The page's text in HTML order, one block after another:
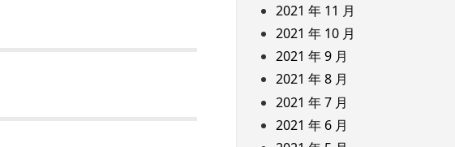
2021 年 11 月
2021 年 10 月
2021 年 9 月
2021 年 8 月
2021 年 7 月
2021 年 6 月